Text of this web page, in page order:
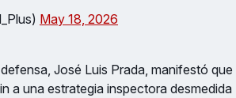
May 18, 2026
José Luis Prada, manifestó que
a una estrategia inspectora desmedida